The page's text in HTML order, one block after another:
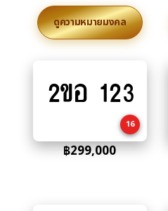
ดูความหมายมงคล
to
2ขอ 123
16
฿299,000